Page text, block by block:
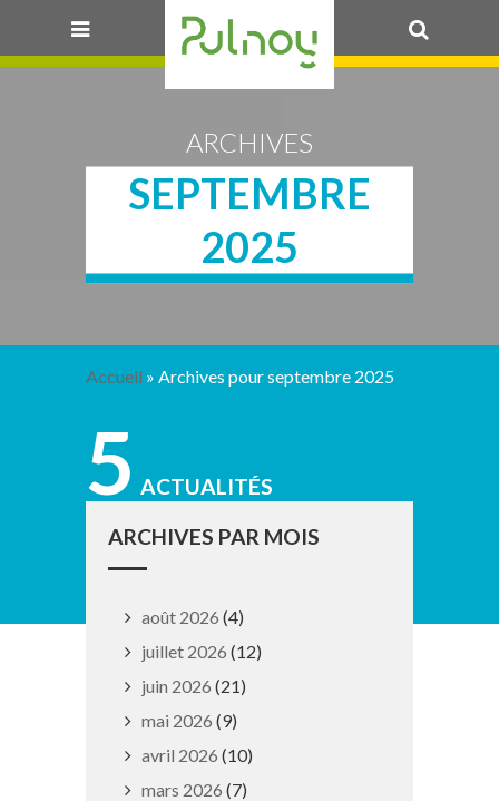
ARCHIVES
SEPTEMBRE
2025
Accueil »Archives pour septembre 2025
5 ACTUALITÉS
ARCHIVES PAR MOIS
août 2026 (4)
juillet 2026 (12)
juin 2026 (21)
mai 2026 (9)
avril 2026 (10)
mars 2026 (7)